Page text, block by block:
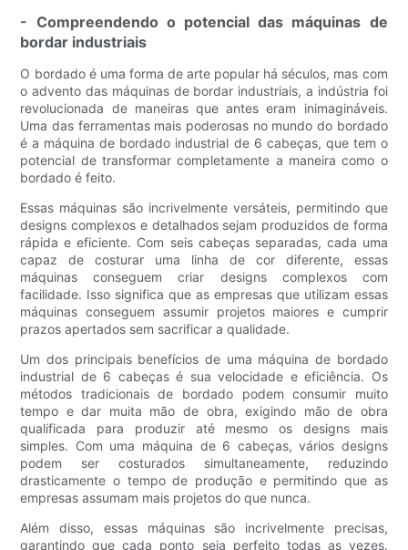
- Compreendendo o potencial das máquinas de
bordar industriais
O bordado é uma forma de arte popular há séculos, mas com
o advento das máquinas de bordar industriais, a indústria foi
revolucionada de maneiras que antes eram inimagináveis.
Uma das ferramentas mais poderosas no mundo do bordado
é a máquina de bordado industrial de 6 cabeças, que tem o
potencial de transformar completamente a maneira como o
bordado é feito.
Essas máquinas são incrivelmente versáteis, permitindo que
designs complexos e detalhados sejam produzidos de forma
rápida e eficiente. Com seis cabeças separadas, cada uma
capaz de costurar uma linha de cor diferente, essas
máquinas conseguem criar designs complexos com
facilidade. Isso significa que as empresas que utilizam essas
máquinas conseguem assumir projetos maiores e cumprir
prazos apertados sem sacrificar a qualidade.
Um dos principais benefícios de uma máquina de bordado
industrial de 6 cabeças é sua velocidade e eficiência. Os
métodos tradicionais de bordado podem consumir muito
tempo e dar muita mão de obra, exigindo mão de obra
qualificada para produzir até mesmo os designs mais
simples. Com uma máquina de 6 cabeças, vários designs
podem ser costurados simultaneamente, reduzindo
drasticamente o tempo de produção e permitindo que as
empresas assumam mais projetos do que nunca.
Além disso, essas máquinas são incrivelmente precisas,
garantindo que cada ponto seja perfeito todas as vezes.